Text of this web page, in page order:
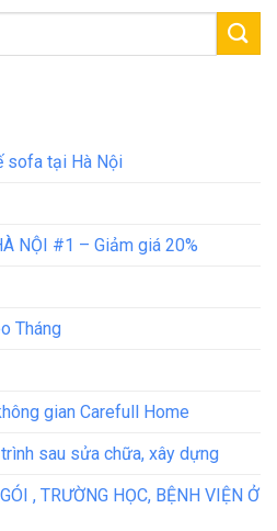
sofa tại Hà Nội
NỘI #1 – Giảm giá 20%
Tháng
gian Carefull Home
sau sửa chữa, xây dựng
, TRƯỜNG HỌC, BỆNH VIỆN Ở